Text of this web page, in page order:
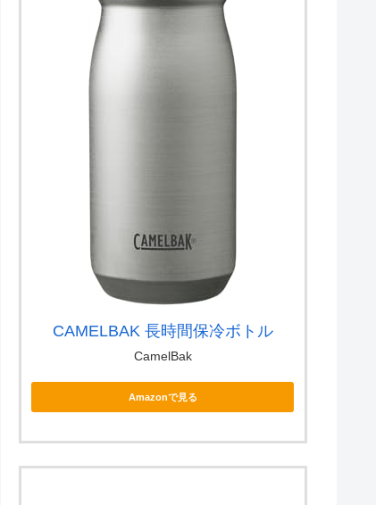
CAMELBAK 長時間保冷ボトル
CamelBak
Amazonで見る